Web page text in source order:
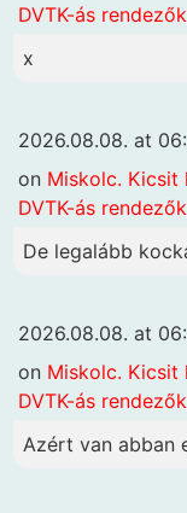
DVTK-ás rendezők
x
2026.08.08. at
on Miskolc. Kicsit
DVTK-ás rendezők
De legalább
2026.08.08. at
on Miskolc. Kicsit
DVTK-ás rendezők
Azért van abban